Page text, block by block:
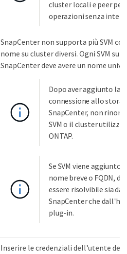
cluster locali e peer per
operazioni senza
SnapCenter non supporta più SVM
nome su cluster diversi. Ogni SVM
SnapCenter deve avere un nome
Dopo aver aggiunto la
connessione allo
SnapCenter, non
SVM o il cluster
ONTAP.
Se SVM viene aggiunto
nome breve o FQDN,
essere risolvibile sia da
SnapCenter che
plug-in.
Inserire le credenziali dell'utente